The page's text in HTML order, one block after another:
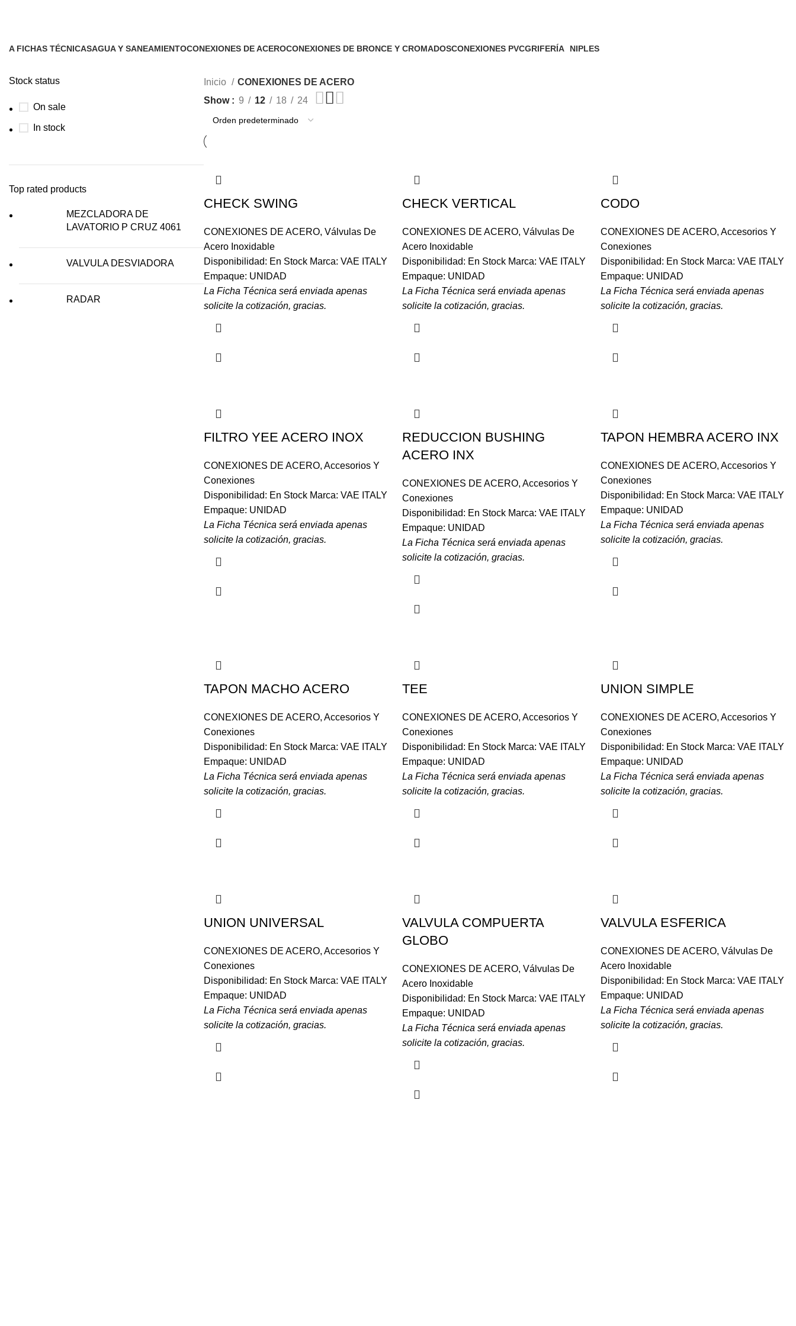
A FICHAS TÉCNICASAGUA Y SANEAMIENTOCONEXIONES DE ACEROCONEXIONES DE BRONCE Y CROMADOSCONEXIONES PVCGRIFERÍA
NIPLES
Stock status
On sale
In stock
Top rated products
MEZCLADORA DE
LAVATORIO P CRUZ 4061
VALVULA DESVIADORA
RADAR
Inicio
CONEXIONES DE ACERO
Show
9 12 18 24
CHECK SWING
CONEXIONES DE ACERO, Válvulas De
Acero Inoxidable
Disponibilidad: En Stock Marca: VAE ITALY
Empaque: UNIDAD
La Ficha Técnica será enviada apenas
solicite la cotización, gracias.
CHECK VERTICAL
CONEXIONES DE ACERO, Válvulas De
Acero Inoxidable
Disponibilidad: En Stock Marca: VAE ITALY
Empaque: UNIDAD
La Ficha Técnica será enviada apenas
solicite la cotización, gracias.
CODO
CONEXIONES DE ACERO, Accesorios Y
Conexiones
Disponibilidad: En Stock Marca: VAE ITALY
Empaque: UNIDAD
La Ficha Técnica será enviada apenas
solicite la cotización, gracias.
FILTRO YEE ACERO INOX
CONEXIONES DE ACERO, Accesorios Y
Conexiones
Disponibilidad: En Stock Marca: VAE ITALY
Empaque: UNIDAD
La Ficha Técnica será enviada apenas
solicite la cotización, gracias.
REDUCCION BUSHING
ACERO INX
CONEXIONES DE ACERO, Accesorios Y
Conexiones
Disponibilidad: En Stock Marca: VAE ITALY
Empaque: UNIDAD
La Ficha Técnica será enviada apenas
solicite la cotización, gracias.
TAPON HEMBRA ACERO INX
CONEXIONES DE ACERO, Accesorios Y
Conexiones
Disponibilidad: En Stock Marca: VAE ITALY
Empaque: UNIDAD
La Ficha Técnica será enviada apenas
solicite la cotización, gracias.
TAPON MACHO ACERO
CONEXIONES DE ACERO, Accesorios Y
Conexiones
Disponibilidad: En Stock Marca: VAE ITALY
Empaque: UNIDAD
La Ficha Técnica será enviada apenas
solicite la cotización, gracias.
TEE
CONEXIONES DE ACERO, Accesorios Y
Conexiones
Disponibilidad: En Stock Marca: VAE ITALY
Empaque: UNIDAD
La Ficha Técnica será enviada apenas
solicite la cotización, gracias.
UNION SIMPLE
CONEXIONES DE ACERO, Accesorios Y
Conexiones
Disponibilidad: En Stock Marca: VAE ITALY
Empaque: UNIDAD
La Ficha Técnica será enviada apenas
solicite la cotización, gracias.
UNION UNIVERSAL
CONEXIONES DE ACERO, Accesorios Y
Conexiones
Disponibilidad: En Stock Marca: VAE ITALY
Empaque: UNIDAD
La Ficha Técnica será enviada apenas
solicite la cotización, gracias.
VALVULA COMPUERTA
GLOBO
CONEXIONES DE ACERO, Válvulas De
Acero Inoxidable
Disponibilidad: En Stock Marca: VAE ITALY
Empaque: UNIDAD
La Ficha Técnica será enviada apenas
solicite la cotización, gracias.
VALVULA ESFERICA
CONEXIONES DE ACERO, Válvulas De
Acero Inoxidable
Disponibilidad: En Stock Marca: VAE ITALY
Empaque: UNIDAD
La Ficha Técnica será enviada apenas
solicite la cotización, gracias.